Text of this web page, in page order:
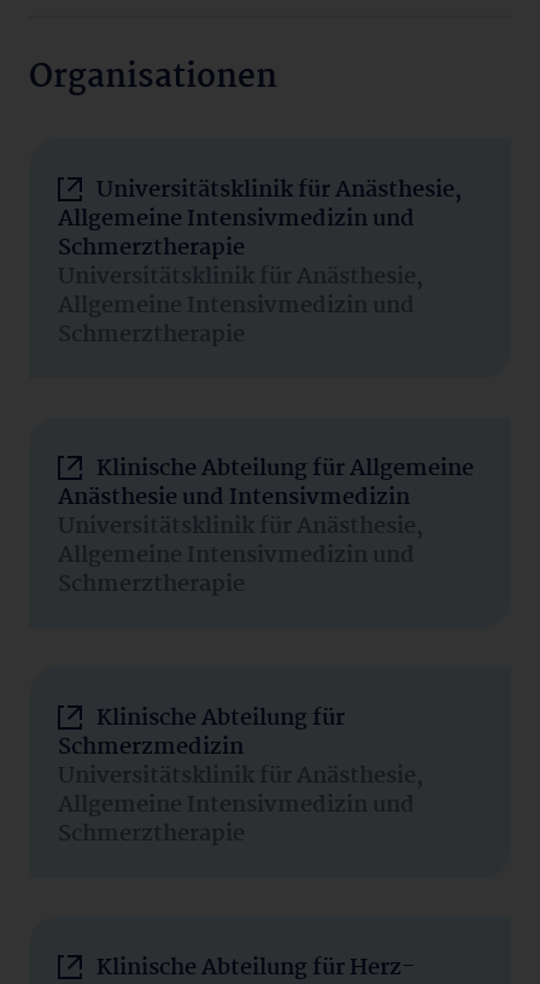
Organisationen
Universitätsklinik für Anästhesie,
Allgemeine Intensivmedizin und
Schmerztherapie
Universitätsklinik für Anästhesie,
Allgemeine Intensivmedizin und
Schmerztherapie
Klinische Abteilung für Allgemeine
Anästhesie und Intensivmedizin
Universitätsklinik für Anästhesie,
Allgemeine Intensivmedizin und
Schmerztherapie
Klinische Abteilung für
Schmerzmedizin
Universitätsklinik für Anästhesie,
Allgemeine Intensivmedizin und
Schmerztherapie
Klinische Abteilung für Herz-